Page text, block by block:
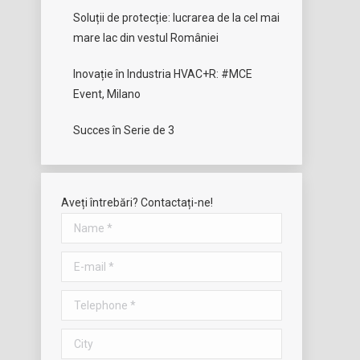
Soluții de protecție: lucrarea de la cel mai
mare lac din vestul României
Inovație în Industria HVAC+R: #MCE
Event, Milano
Succes în Serie de 3
Aveți întrebări? Contactați-ne!
Name *
E-mail *
Telephone *
City